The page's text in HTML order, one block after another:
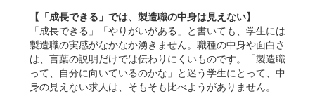
【「成長できる」では、製造職の中身は見えない】
「成長できる」「やりがいがある」と書いても、学生には
製造職の実感がなかなか湧きません。職種の中身や面白さ
は、言葉の説明だけでは伝わりにくいものです。「製造職
って、自分に向いているのかな」と迷う学生にとって、中
身の見えない求人は、そもそも比べようがありません。